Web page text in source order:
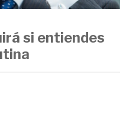
si entiendes